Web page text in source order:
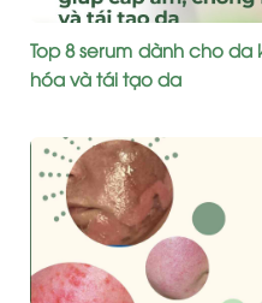
Top 8 serum dành cho
hóa và tái tạo da